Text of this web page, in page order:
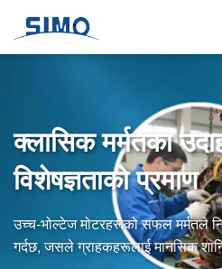
क्लासिक मर्मतका
विशेषज्ञताको प्रमाण
उच्च-भोल्टेज मोटरहरूको सफल मर्मतले
गर्दछ, जसले ग्राहकहरूलाई मानसिक